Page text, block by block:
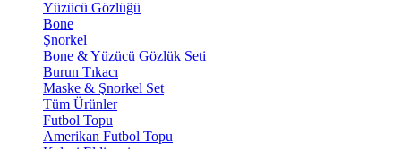
Yüzücü Gözlüğü
Bone
Şnorkel
Bone & Yüzücü Gözlük Seti
Burun Tıkacı
Maske & Şnorkel Set
Tüm Ürünler
Futbol Topu
Amerikan Futbol Topu